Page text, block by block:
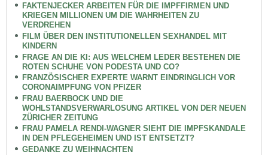
FAKTENJECKER ARBEITEN FÜR DIE IMPFFIRMEN UND
KRIEGEN MILLIONEN UM DIE WAHRHEITEN ZU
VERDREHEN
FILM ÜBER DEN INSTITUTIONELLEN SEXHANDEL MIT
KINDERN
FRAGE AN DIE KI: AUS WELCHEM LEDER BESTEHEN DIE
ROTEN SCHUHE VON PODESTA UND CO?
FRANZÖSISCHER EXPERTE WARNT EINDRINGLICH VOR
CORONAIMPFUNG VON PFIZER
FRAU BAERBOCK UND DIE
WOHLSTANDSVERWARLOSUNG ARTIKEL VON DER NEUEN
ZÜRICHER ZEITUNG
FRAU PAMELA RENDI-WAGNER SIEHT DIE IMPFSKANDALE
IN DEN PFLEGEHEIMEN UND IST ENTSETZT?
GEDANKE ZU WEIHNACHTEN